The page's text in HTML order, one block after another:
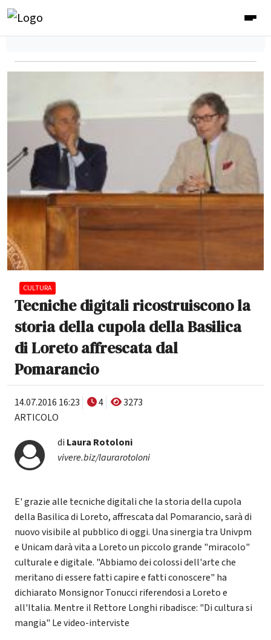
CULTURA
Tecniche digitali ricostruiscono la
storia della cupola della Basilica
di Loreto affrescata dal
Pomarancio
14.07.2016 16:23 4
3273
ARTICOLO
di Laura Rotoloni
vivere.biz/laurarotoloni
E' grazie alle tecniche digitali che la storia della cupola
della Basilica di Loreto, affrescata dal Pomarancio, sarà di
nuovo visibile al pubblico di oggi. Una sinergia tra Univpm
e Unicam darà vita a Loreto un piccolo grande "miracolo"
culturale e digitale. "Abbiamo dei colossi dell'arte che
meritano di essere fatti capire e fatti conoscere" ha
dichiarato Monsignor Tonucci riferendosi a Loreto e
all'Italia. Mentre il Rettore Longhi ribadisce: "Di cultura si
mangia" Le video-interviste